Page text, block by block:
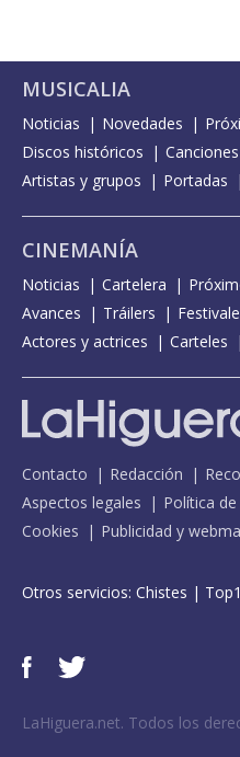
MUSICALIA
Noticias Novedades
Discos históricos
Canciones
Artistas y grupos
Portadas
CINEMANÍA
Noticias Cartelera
Avances
Tráilers
Actores y actrices
Carteles
Contacto Redacción
Aspectos legales
Política
Cookies
Publicidad y
Otros servicios: Chistes |
LaHiguera.net. Todos los